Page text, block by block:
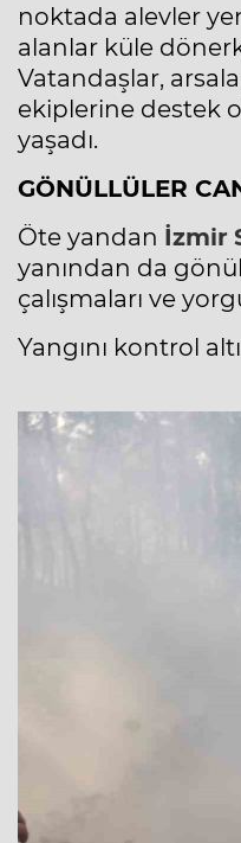
noktada alevler
alanlar küle
Vatandaşlar,
ekiplerine destek
yaşadı.
GÖNÜLLÜLER
Öte yandan İzmir
yanından da
çalışmaları ve
Yangını kontrol